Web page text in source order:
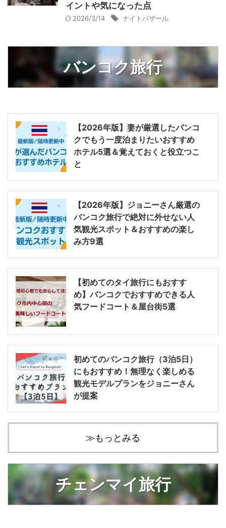
イントや気になった点
2026/3/14 ナイトバザール
バンコク旅行
【2026年版】妻が厳選したバンコ
クでもう一度泊まりたいおすすめ
ホテル5選＆覚えておくと役立つこ
と
【2026年版】ジョニーさん厳選の
バンコク旅行で絶対に外せない人
気観光スポット＆おすすめの楽し
み方9選
【初めてのタイ旅行にもおすす
め】バンコクでおすすめできる人
気フードコート＆屋台街5選
初めてのバンコク旅行（3泊5日）
にもおすすめ！無理なく楽しめる
観光モデルプランをジョニーさん
が提案
≫もっとみる
チェンマイ旅行